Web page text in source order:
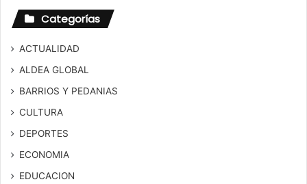
Categorías
ACTUALIDAD
ALDEA GLOBAL
BARRIOS Y PEDANIAS
CULTURA
DEPORTES
ECONOMIA
EDUCACION